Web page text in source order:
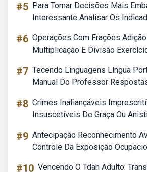
#5 Para Tomar Decisões Mais
Interessante Analisar Os
#6 Operações Com Frações
Multiplicação E Divisão
#7 Tecendo Linguagens Língua
Manual Do Professor
#8 Crimes Inafiançáveis
Insuscetíveis De Graça Ou
#9 Antecipação Reconhecimento
Controle Da Exposição
#10 Vencendo O Tdah Adulto: